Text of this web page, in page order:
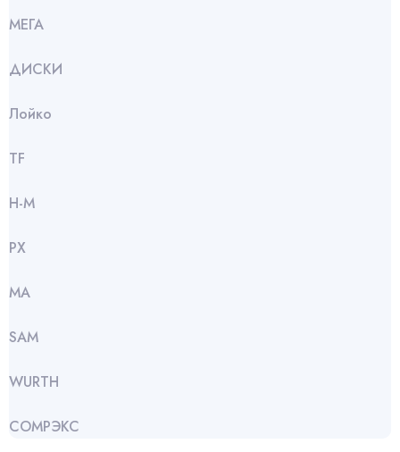
МЕГА
ДИСКИ
Лойко
TF
Н-М
РХ
МА
SАМ
WURTH
СОМРЭКС